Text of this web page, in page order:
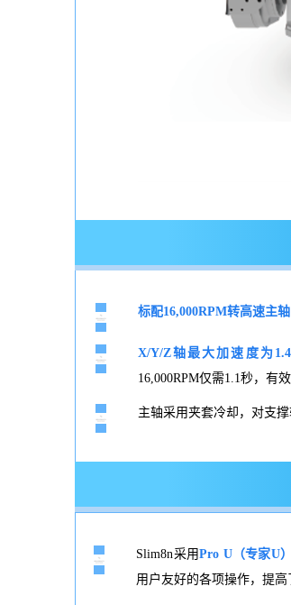
标配16,000RPM转高速主轴
X/Y/Z轴最大加速度为
16,000RPM仅需1.1秒，有
主轴采用夹套冷却，对支
Slim8n采用Pro U（专家U
用户友好的各项操作，提高